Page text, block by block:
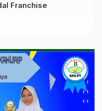
Franchise